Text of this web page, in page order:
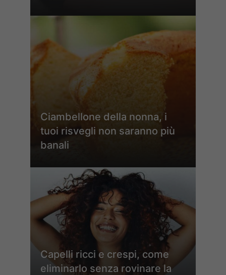
Ciambellone della nonna, i
tuoi risvegli non saranno più
banali
Capelli ricci e crespi, come
eliminarlo senza rovinare la